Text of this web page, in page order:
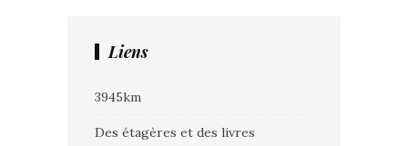
Liens
3945km
Des étagères et des livres